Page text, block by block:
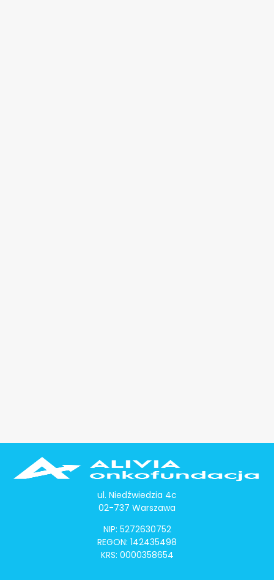
ul. Niedźwiedzia 4c
02-737 Warszawa
NIP: 5272630752
REGON: 142435498
KRS: 0000358654